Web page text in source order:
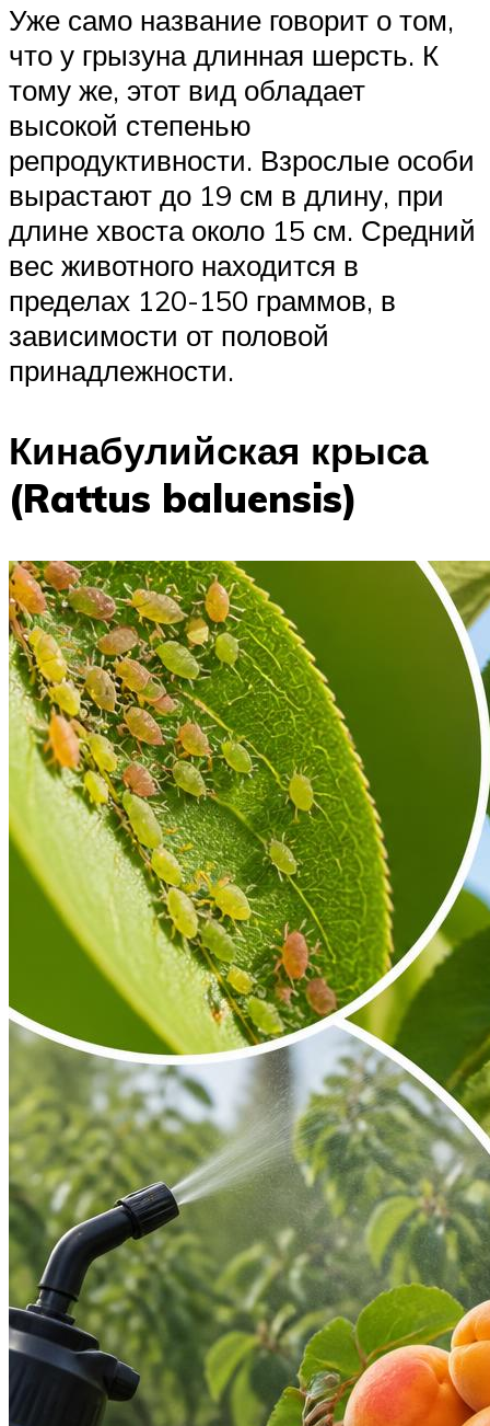
Уже само название говорит о том,
что у грызуна длинная шерсть. К
тому же, этот вид обладает
высокой степенью
репродуктивности. Взрослые особи
вырастают до 19 см в длину, при
длине хвоста около 15 см. Средний
вес животного находится в
пределах 120-150 граммов, в
зависимости от половой
принадлежности.
Кинабулийская крыса
(Rattus baluensis)